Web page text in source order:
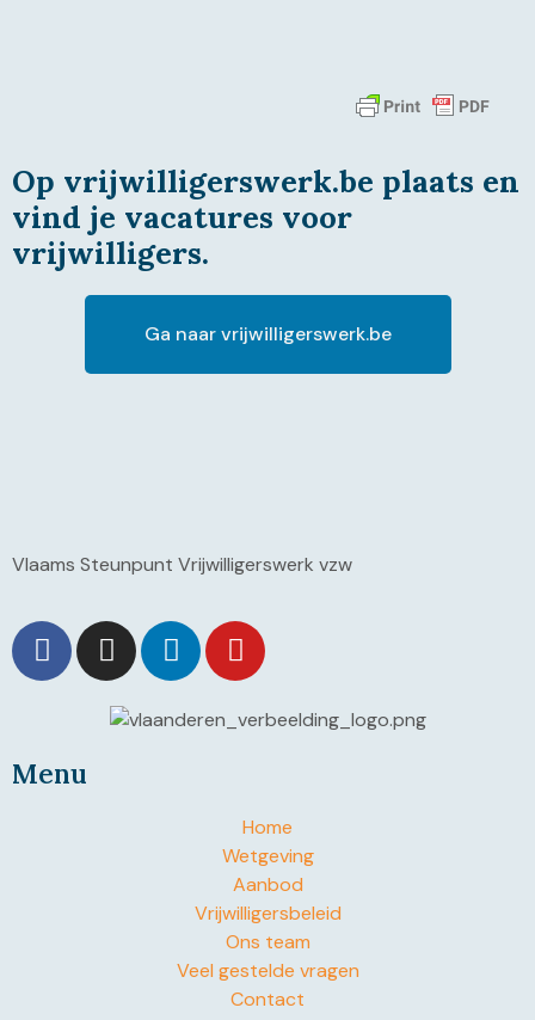
Op vrijwilligerswerk.be plaats en
vind je vacatures voor
vrijwilligers.
Ga naar vrijwilligerswerk.be
Vlaams Steunpunt Vrijwilligerswerk vzw
Menu
Home
Wetgeving
Aanbod
Vrijwilligersbeleid
Ons team
Veel gestelde vragen
Contact